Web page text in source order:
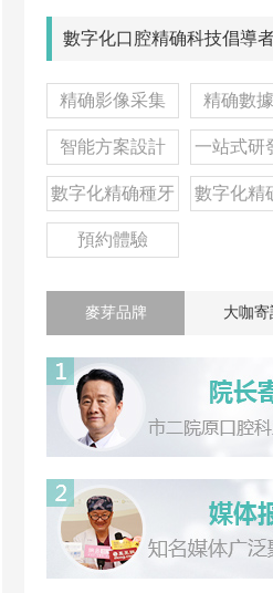
數字化口腔精确科技倡導
精确影像采集 精确數
智能方案設計 一站式研
數字化精确種牙 數字化精
預約體驗
麥芽品牌 大咖寄